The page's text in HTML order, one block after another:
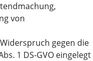
von
gegen die
1 DS-GVO eingelegt